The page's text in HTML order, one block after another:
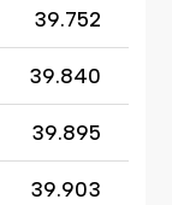
39.752
39.840
39.895
39.903